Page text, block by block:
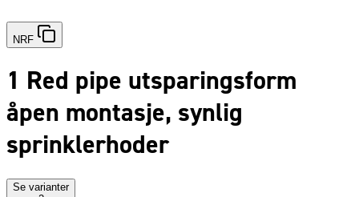
NRF
1 Red pipe utsparingsform
åpen montasje, synlig
sprinklerhoder
Se varianter